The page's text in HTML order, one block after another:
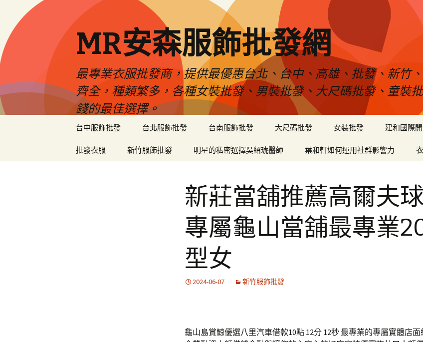
MR安森服飾批發網
最專業衣服批發商，提供最優惠台北、台中、高雄、批發、新竹
齊全，種類繁多，各種女裝批發、男裝批發、大尺碼批發、童裝
錢的最佳選擇。
台中服飾批發 台北服飾批發 台南服飾批發 大尺碼批發 女裝批發 建和國際
批發衣服 新竹服飾批發 明星的私密選擇吳紹琥醫師 葉和軒如何運用社群影響力
新莊當舖推薦高爾夫
專屬龜山當舖最專業
型女
2024-06-07 新竹服飾批發
龜山島賞鯨優選八里汽車借款10點 12分 12秒 最專業的專屬實體店面